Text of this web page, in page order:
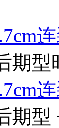
期型
期型